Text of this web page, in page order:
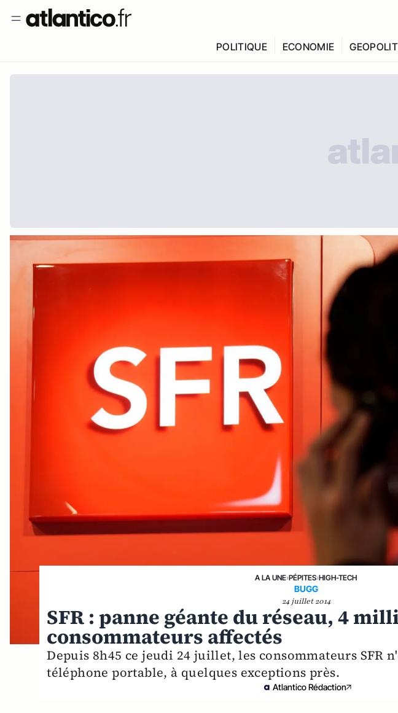
POLITIQUE ECONOMIE
A LA UNE›PÉPITES›HIGH-TECH
BUGG
24 juillet 2014
SFR : panne géante du réseau, 4
consommateurs affectés
Depuis 8h45 ce jeudi 24 juillet, les consommateurs SFR
téléphone portable, à quelques exceptions près.
Atlantico Rédaction